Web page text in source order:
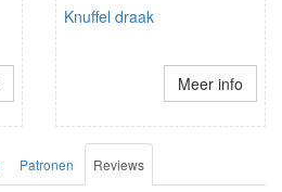
Knuffel draak
Meer info
Patronen Reviews